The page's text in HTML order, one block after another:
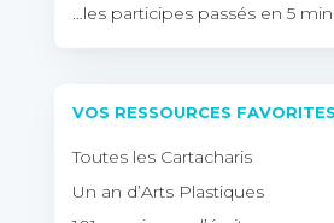
…les participes passés en 5
VOS RESSOURCES FAVORITES
Toutes les Cartacharis
Un an d’Arts Plastiques